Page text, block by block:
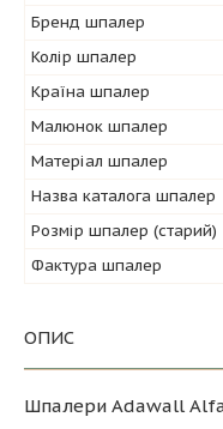
Бренд шпалер
Колір шпалер
Країна шпалер
Малюнок шпалер
Матеріал шпалер
Назва каталога шпалер
Розмір шпалер (старий)
Фактура шпалер
ОПИС
Шпалери Adawall